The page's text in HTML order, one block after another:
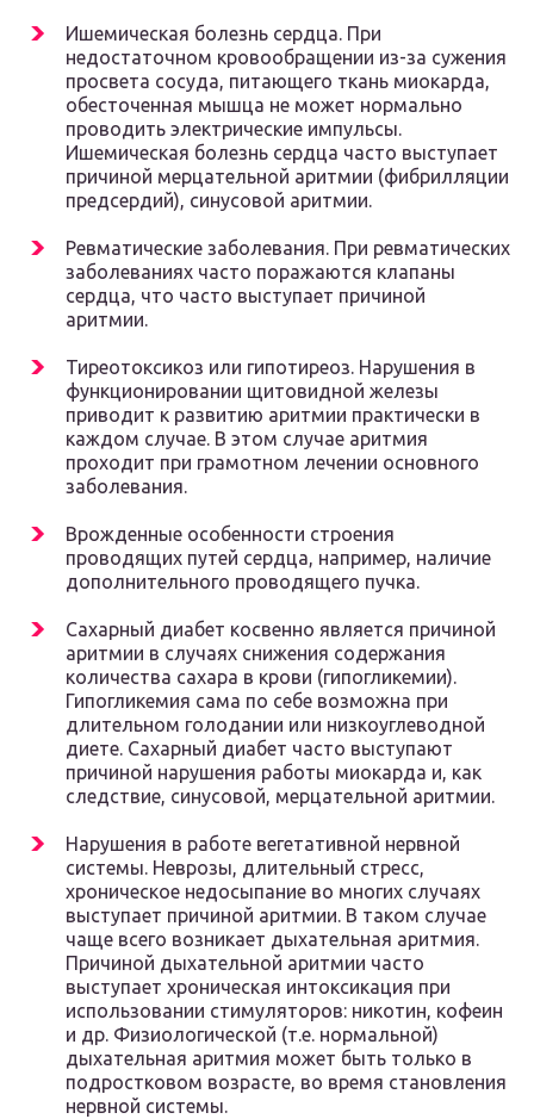
Ишемическая болезнь сердца. При
недостаточном кровообращении из-за сужения
просвета сосуда, питающего ткань миокарда,
обесточенная мышца не может нормально
проводить электрические импульсы.
Ишемическая болезнь сердца часто выступает
причиной мерцательной аритмии (фибрилляции
предсердий), синусовой аритмии.
Ревматические заболевания. При ревматических
заболеваниях часто поражаются клапаны
сердца, что часто выступает причиной
аритмии.
Тиреотоксикоз или гипотиреоз. Нарушения в
функционировании щитовидной железы
приводит к развитию аритмии практически в
каждом случае. В этом случае аритмия
проходит при грамотном лечении основного
заболевания.
Врожденные особенности строения
проводящих путей сердца, например, наличие
дополнительного проводящего пучка.
Сахарный диабет косвенно является причиной
аритмии в случаях снижения содержания
количества сахара в крови (гипогликемии).
Гипогликемия сама по себе возможна при
длительном голодании или низкоуглеводной
диете. Сахарный диабет часто выступают
причиной нарушения работы миокарда и, как
следствие, синусовой, мерцательной аритмии.
Нарушения в работе вегетативной нервной
системы. Неврозы, длительный стресс,
хроническое недосыпание во многих случаях
выступает причиной аритмии. В таком случае
чаще всего возникает дыхательная аритмия.
Причиной дыхательной аритмии часто
выступает хроническая интоксикация при
использовании стимуляторов: никотин, кофеин
и др. Физиологической (т.е. нормальной)
дыхательная аритмия может быть только в
подростковом возрасте, во время становления
нервной системы.